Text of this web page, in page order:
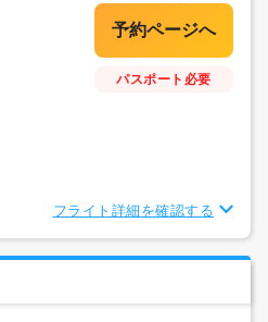
パスポート必要
フライト詳細を確認する